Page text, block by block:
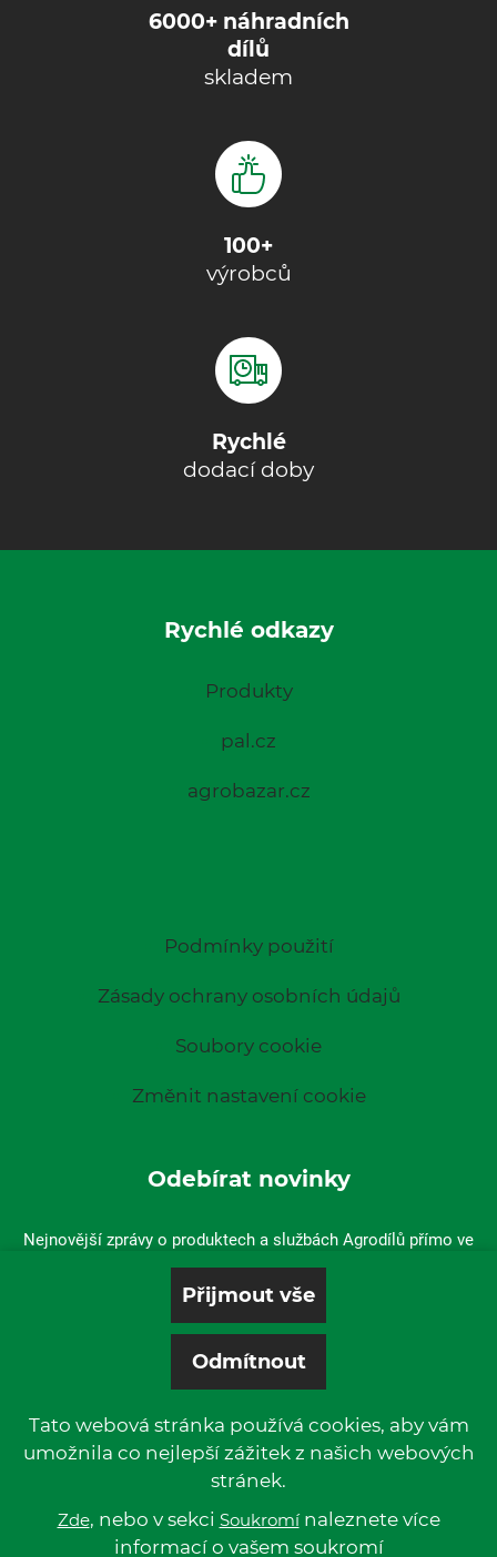
6000+ náhradních
dílů
skladem
100+
výrobců
Rychlé
dodací doby
Rychlé odkazy
Produkty
pal.cz
agrobazar.cz
Podmínky použití
Zásady ochrany osobních údajů
Soubory cookie
Změnit nastavení cookie
Odebírat novinky
Nejnovější zprávy o produktech a službách Agrodílů přímo ve
vaší doručené poště.
© 2019 P & L, spol. s r. o. | All rights reserved.
Powered byKentico
Tato webová stránka používá cookies, aby vám
umožnila co nejlepší zážitek z našich webových
stránek.
Zde, nebo v sekci Soukromínaleznete více
informací o vašem soukromí